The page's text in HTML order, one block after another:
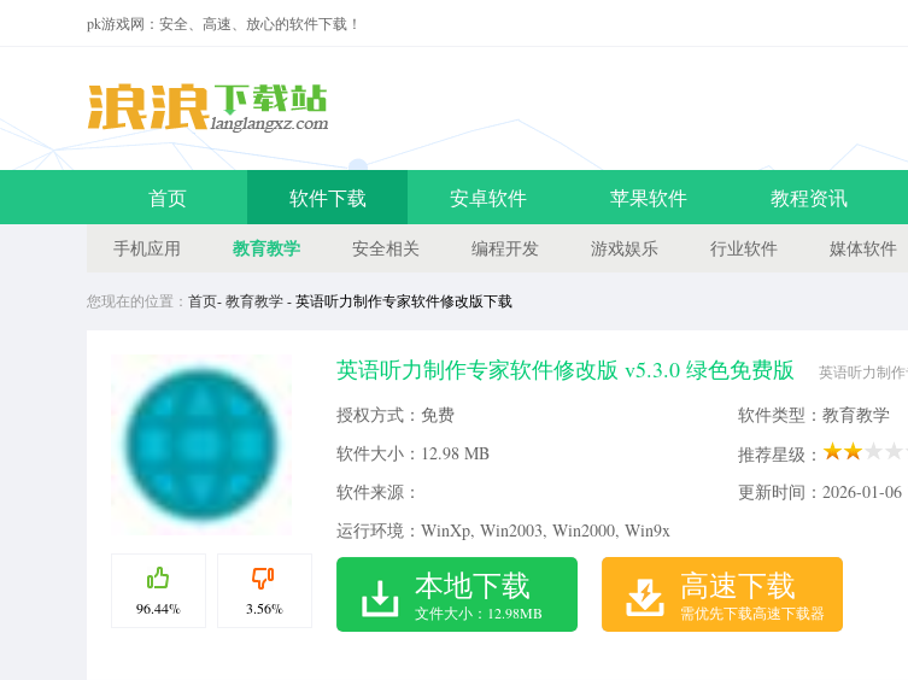
pk游戏网：安全、高速、放心的软件下载！
首页 软件下载 安卓软件 苹果软件 教程资讯
手机应用 教育教学 安全相关 编程开发 游戏娱乐 行业软件 媒体软件
您现在的位置： 首页-教育教学- 英语听力制作专家软件修改版下载
96.44% 3.56%
英语听力制作专家软件修改版 v5.3.0 绿色免费版
英语听力制
授权方式：免费
软件类型：教育教学
软件大小： 12.98 MB
推荐星级：
软件来源：
更新时间：2026-01-06
运行环境：WinXp, Win2003, Win2000, Win9x
本地下载
文件大小：12.98MB
高速下载
需优先下载高速下载器